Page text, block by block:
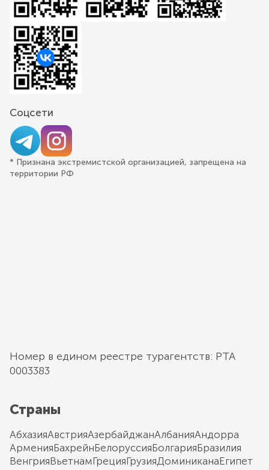
Соцсети
* Признана экстремистской организацией, запрещена на
территории РФ
Номер в едином реестре турагентств: РТА
0003383
Страны
АбхазияАвстрияАзербайджанАлбанияАндорра
АрменияБахрейнБелоруссияБолгарияБразилия
ВенгрияВьетнамГрецияГрузияДоминиканаЕгипет